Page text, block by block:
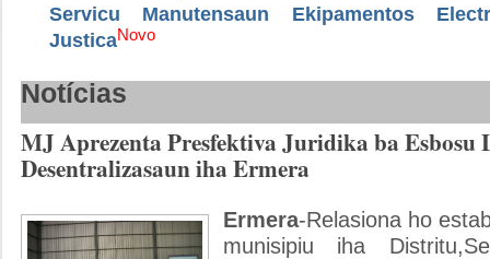
Servicu Manutensaun Ekipamentos
JusticaNovo
Notícias
MJ Aprezenta Presfektiva Juridika ba Esbosu
Desentralizasaun iha Ermera
Ermera-Relasiona ho
munisipiu iha